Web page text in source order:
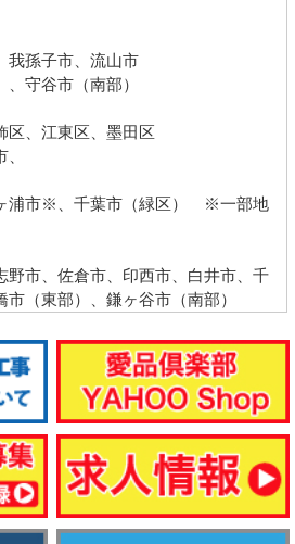
孫子市、流山市
守谷市（南部）
、江東区、墨田区
浦市※、千葉市（緑区） ※一部地
市、佐倉市、印西市、白井市、千
（東部）、鎌ヶ谷市（南部）